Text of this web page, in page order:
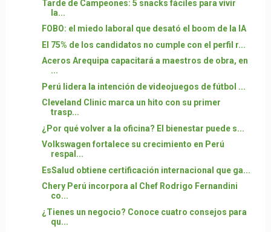
Tarde de Campeones: 5 snacks fáciles para vivir
la...
FOBO: el miedo laboral que desató el boom de la IA
El 75% de los candidatos no cumple con el perfil r...
Aceros Arequipa capacitará a maestros de obra, en
...
Perú lidera la intención de videojuegos de fútbol ...
Cleveland Clinic marca un hito con su primer
trasp...
¿Por qué volver a la oficina? El bienestar puede s...
Volkswagen fortalece su crecimiento en Perú
respal...
EsSalud obtiene certificación internacional que ga...
Chery Perú incorpora al Chef Rodrigo Fernandini
co...
¿Tienes un negocio? Conoce cuatro consejos para
qu...